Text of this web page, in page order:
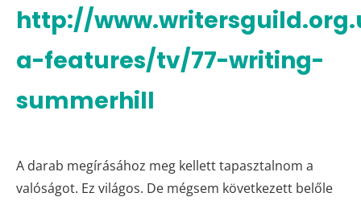
http://
a-features/tv/77-writing-
summerhill
A darab megírásához meg kellett tapasztalnom a
valóságot. Ez világos. De mégsem következett belőle